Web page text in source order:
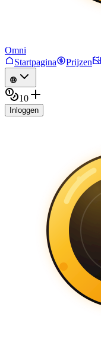
Omni
Startpagina
Prijzen
10
Inloggen